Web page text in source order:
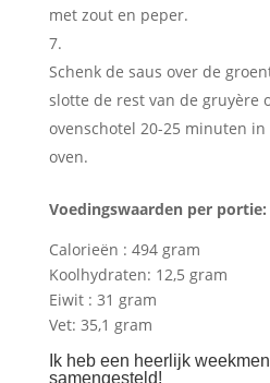
met zout en peper.
Schenk de saus over de
slotte de rest van de gruyère
ovenschotel 20-25 minuten
oven.
Voedingswaarden per portie:
Calorieën : 494 gram
Koolhydraten: 12,5 gram
Eiwit : 31 gram
Vet: 35,1 gram
Ik heb een heerlijk
samengesteld!